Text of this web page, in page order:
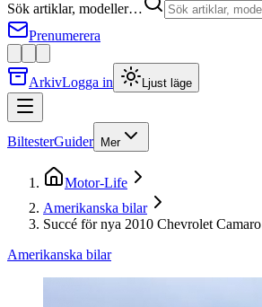
Sök artiklar, modeller…
Prenumerera
ArkivLogga in Ljust läge
BiltesterGuider Mer
Motor-Life
Amerikanska bilar
Succé för nya 2010 Chevrolet Camaro
Amerikanska bilar